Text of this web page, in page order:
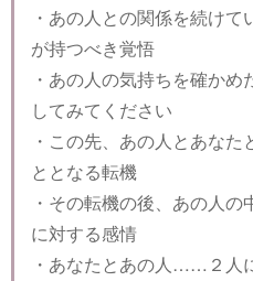
・あの人との関係を続け
が持つべき覚悟
・あの人の気持ちを確か
してみてください
・この先、あの人とあな
ととなる転機
・その転機の後、あの人
に対する感情
・あなたとあの人……２人